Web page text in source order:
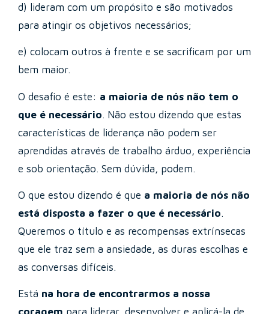
d) lideram com um propósito e são motivados
para atingir os objetivos necessários;
e) colocam outros à frente e se sacrificam por um
bem maior.
O desafio é este: a maioria de nós não tem o
que é necessário. Não estou dizendo que estas
características de liderança não podem ser
aprendidas através de trabalho árduo, experiência
e sob orientação. Sem dúvida, podem.
O que estou dizendo é que a maioria de nós não
está disposta a fazer o que é necessário.
Queremos o título e as recompensas extrínsecas
que ele traz sem a ansiedade, as duras escolhas e
as conversas difíceis.
Está na hora de encontrarmos a nossa